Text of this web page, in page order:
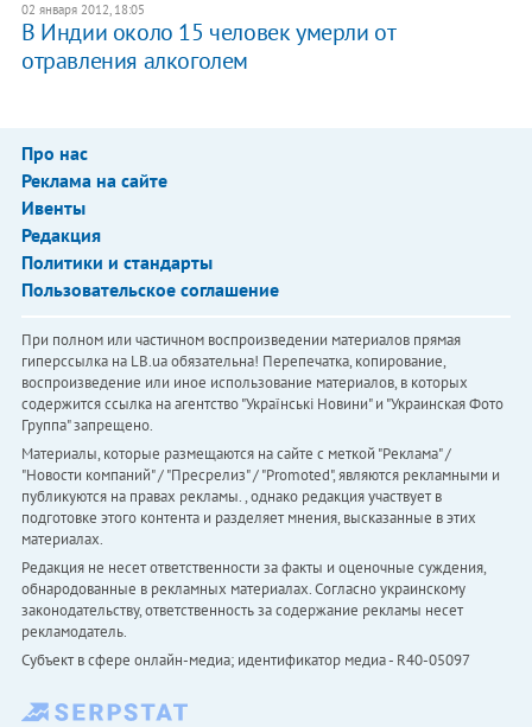
02 января 2012, 18:05
В Индии около 15 человек умерли от
отравления алкоголем
Про нас
Реклама на сайте
Ивенты
Редакция
Политики и стандарты
Пользовательское соглашение
При полном или частичном воспроизведении материалов прямая
гиперссылка на LB.ua обязательна! Перепечатка, копирование,
воспроизведение или иное использование материалов, в которых
содержится ссылка на агентство "Українськi Новини" и "Украинская Фото
Группа" запрещено.
Материалы, которые размещаются на сайте с меткой "Реклама" /
"Новости компаний" / "Пресрелиз" / "Promoted", являются рекламными и
публикуются на правах рекламы. , однако редакция участвует в
подготовке этого контента и разделяет мнения, высказанные в этих
материалах.
Редакция не несет ответственности за факты и оценочные суждения,
обнародованные в рекламных материалах. Согласно украинскому
законодательству, ответственность за содержание рекламы несет
рекламодатель.
Субъект в сфере онлайн-медиа; идентификатор медиа - R40-05097